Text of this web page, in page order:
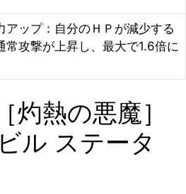
アップ：自分のＨＰが減少する
常攻撃が上昇し、最大で1.6倍に
灼熱の悪魔］
ル ステータ